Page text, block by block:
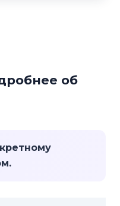
об